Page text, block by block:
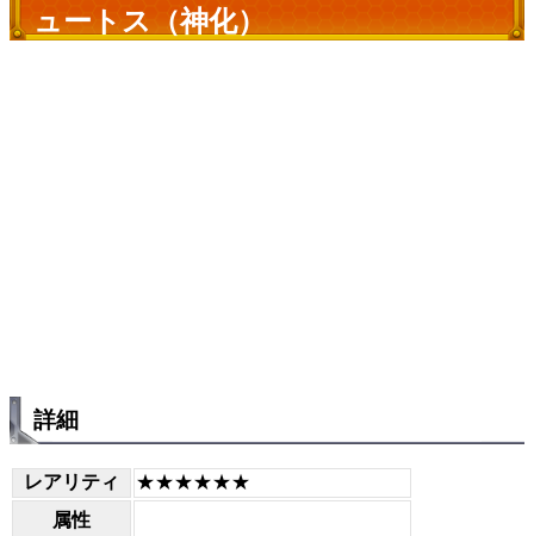
ュートス（神化）
詳細
レアリティ
★★★★★★
属性